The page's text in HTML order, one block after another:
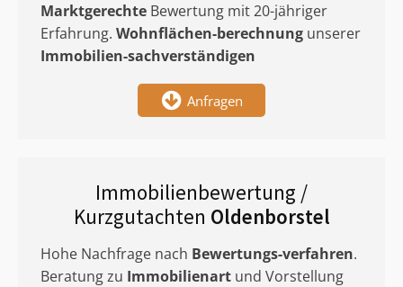
Marktgerechte Bewertung mit 20-jähriger
Erfahrung. Wohnflächen-berechnung unserer
Immobilien-sachverständigen
Anfragen
Immobilienbewertung /
Kurzgutachten Oldenborstel
Hohe Nachfrage nach Bewertungs-verfahren.
Beratung zu Immobilienart und Vorstellung